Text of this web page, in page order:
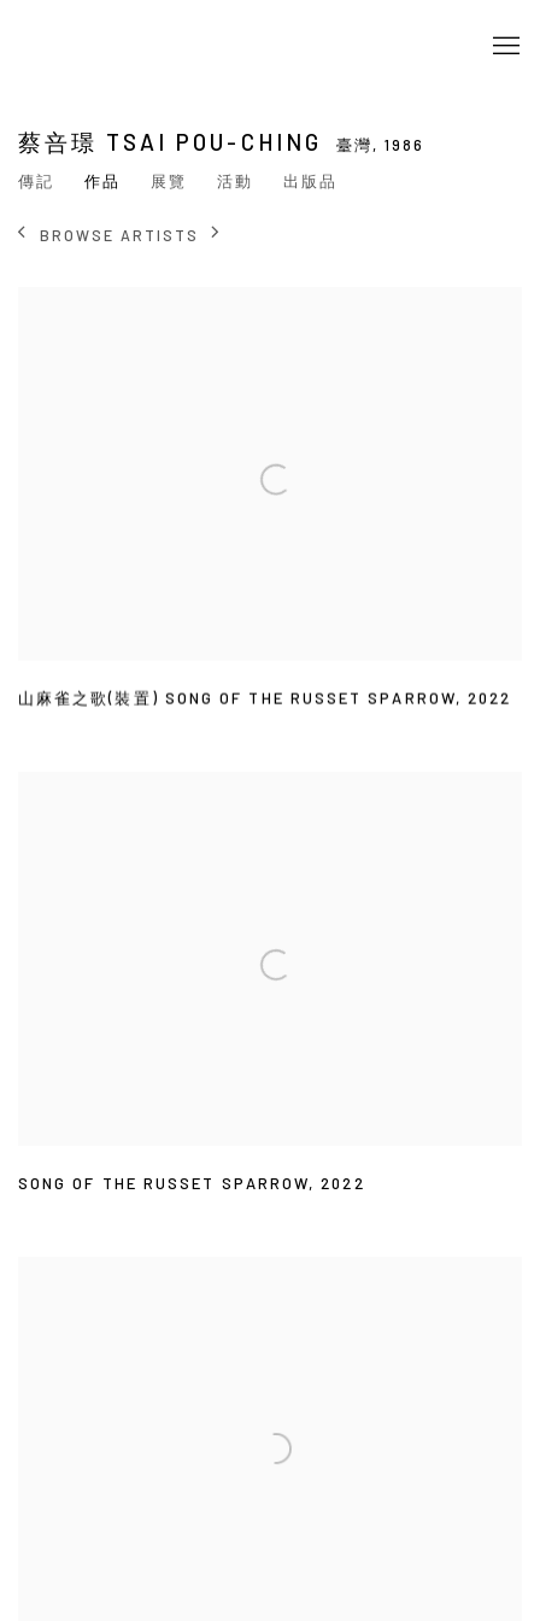
蔡咅璟 TSAI POU-CHING 臺灣, 1986
傳記
作品 展覽 活動 出版品
BROWSE ARTISTS
山麻雀之歌(裝置) SONG OF THE RUSSET SPARROW,2022
SONG OF THE RUSSET SPARROW,2022